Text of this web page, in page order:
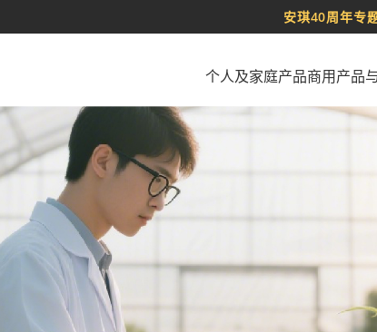
安琪40周年专
个人及家庭产品商用产品
Français
اللغة العربية